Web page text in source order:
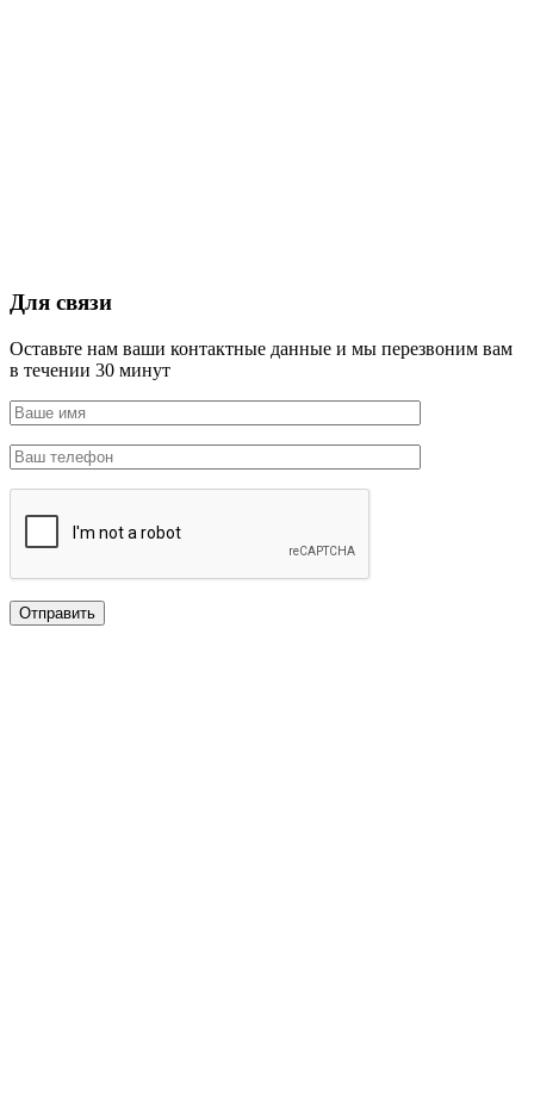
Для связи
Оставьте нам ваши контактные данные и мы перезвоним вам
в течении 30 минут